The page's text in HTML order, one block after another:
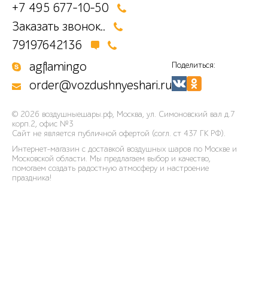
+7 495 677-10-50
Заказать звонок..
79197642136
agflamingo
order@vozdushnyeshari.ru
Поделиться:
© 2026 воздушныешары.рф, Москва, ул. Симоновский вал д.7
корп.2, офис №3
Сайт не является публичной офертой (согл. ст 437 ГК РФ).
Интернет-магазин с доставкой воздушных шаров по Москве и
Московской области. Мы предлагаем выбор и качество,
помогаем создать радостную атмосферу и настроение
праздника!